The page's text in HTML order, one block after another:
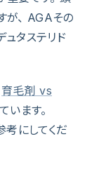
、 AGAその
タステリド
育毛剤 vs
います。
にしてくだ